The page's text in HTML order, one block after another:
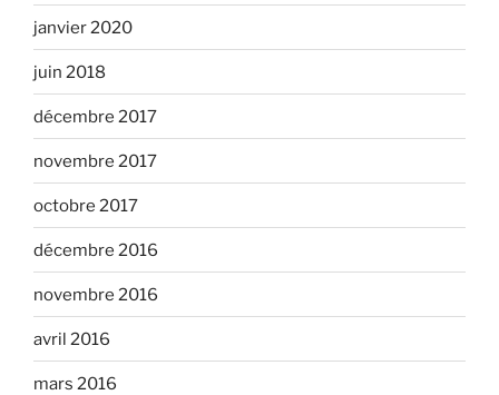
janvier 2020
juin 2018
décembre 2017
novembre 2017
octobre 2017
décembre 2016
novembre 2016
avril 2016
mars 2016